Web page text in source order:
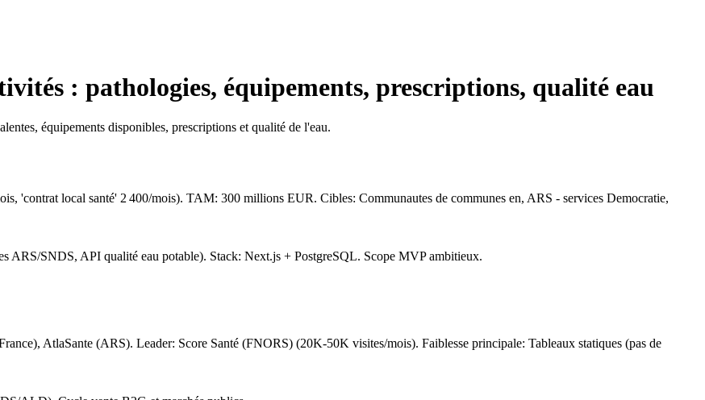
: pathologies, équipements, prescriptions, qualité eau
équipements disponibles, prescriptions et qualité de l'eau.
'contrat local santé' 2 400/mois). TAM: 300 millions EUR. Cibles: Communautes de communes en, ARS - services Democratie,
ARS/SNDS, API qualité eau potable). Stack: Next.js + PostgreSQL. Scope MVP ambitieux.
AtlaSante (ARS). Leader: Score Santé (FNORS) (20K-50K visites/mois). Faiblesse principale: Tableaux statiques (pas de